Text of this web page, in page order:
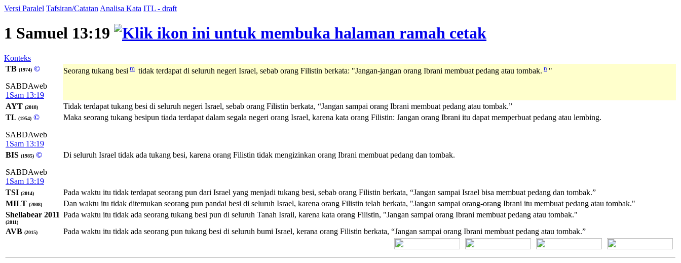
Versi Paralel Tafsiran/Catatan Analisa Kata ITL - draft
1 Samuel 13:19
Konteks
TB (1974) ©
SABDAweb
1Sam 13:19
Seorang tukang besi m tidak terdapat di seluruh negeri Israel, sebab orang Filistin berkata: "Jangan-jangan orang Ibrani membuat pedang atau tombak. n "
AYT (2018)
Tidak terdapat tukang besi di seluruh negeri Israel, sebab orang Filistin berkata, “Jangan sampai orang Ibrani membuat pedang atau tombak.”
TL (1954) ©
SABDAweb
1Sam 13:19
Maka seorang tukang besipun tiada terdapat dalam segala negeri orang Israel, karena kata orang Filistin: Jangan orang Ibrani itu dapat memperbuat pedang atau lembing.
BIS (1985) ©
SABDAweb
1Sam 13:19
Di seluruh Israel tidak ada tukang besi, karena orang Filistin tidak mengizinkan orang Ibrani membuat pedang dan tombak.
TSI (2014)
Pada waktu itu tidak terdapat seorang pun dari Israel yang menjadi tukang besi, sebab orang Filistin berkata, “Jangan sampai Israel bisa membuat pedang dan tombak.”
MILT (2008)
Dan waktu itu tidak ditemukan seorang pun pandai besi di seluruh Israel, karena orang Filistin telah berkata, "Jangan sampai orang-orang Ibrani itu membuat pedang atau tombak."
Shellabear 2011
(2011)
Pada waktu itu tidak ada seorang tukang besi pun di seluruh Tanah Israil, karena kata orang Filistin, "Jangan sampai orang Ibrani membuat pedang atau tombak."
AVB (2015) Pada waktu itu tidak ada seorang pun tukang besi di seluruh bumi Israel, kerana orang Filistin berkata, “Jangan sampai orang Ibrani membuat pedang atau tombak.”